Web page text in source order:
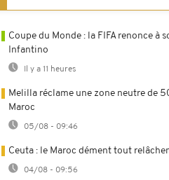
Coupe du Monde : la FIFA renonce à
Infantino
Il y a 11 heures
Melilla réclame une zone neutre de
Maroc
05/08 - 09:46
Ceuta : le Maroc dément tout
04/08 - 09:56